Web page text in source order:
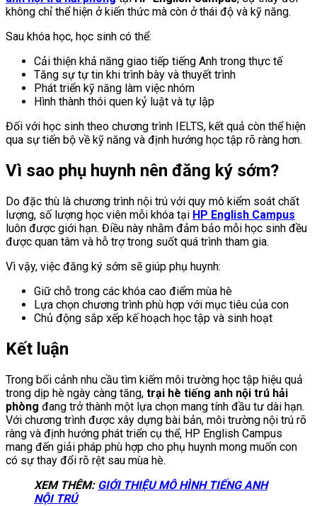
không chỉ thể hiện ở kiến thức mà còn ở thái độ và kỹ năng.
Sau khóa học, học sinh có thể:
Cải thiện khả năng giao tiếp tiếng Anh trong thực tế
Tăng sự tự tin khi trình bày và thuyết trình
Phát triển kỹ năng làm việc nhóm
Hình thành thói quen kỷ luật và tự lập
Đối với học sinh theo chương trình IELTS, kết quả còn thể hiện
qua sự tiến bộ về kỹ năng và định hướng học tập rõ ràng hơn.
Vì sao phụ huynh nên đăng ký sớm?
Do đặc thù là chương trình nội trú với quy mô kiểm soát chất
lượng, số lượng học viên mỗi khóa tại HP English Campus
luôn được giới hạn. Điều này nhằm đảm bảo mỗi học sinh đều
được quan tâm và hỗ trợ trong suốt quá trình tham gia.
Vì vậy, việc đăng ký sớm sẽ giúp phụ huynh:
Giữ chỗ trong các khóa cao điểm mùa hè
Lựa chọn chương trình phù hợp với mục tiêu của con
Chủ động sắp xếp kế hoạch học tập và sinh hoạt
Kết luận
Trong bối cảnh nhu cầu tìm kiếm môi trường học tập hiệu quả
trong dịp hè ngày càng tăng, trại hè tiếng anh nội trú hải
phòng đang trở thành một lựa chọn mang tính đầu tư dài hạn.
Với chương trình được xây dựng bài bản, môi trường nội trú rõ
ràng và định hướng phát triển cụ thể, HP English Campus
mang đến giải pháp phù hợp cho phụ huynh mong muốn con
có sự thay đổi rõ rệt sau mùa hè.
XEM THÊM: GIỚI THIỆU MÔ HÌNH TIẾNG ANH
NỘI TRÚ